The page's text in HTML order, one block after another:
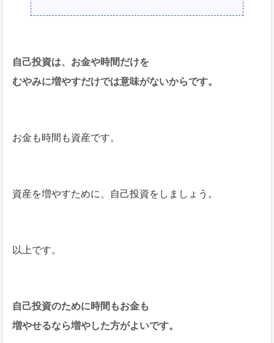
自己投資は、お金や時間だけを
むやみに増やすだけでは意味がないからです。
お金も時間も資産です。
資産を増やすために、自己投資をしましょう。
以上です。
自己投資のために時間もお金も
増やせるなら増やした方がよいです。